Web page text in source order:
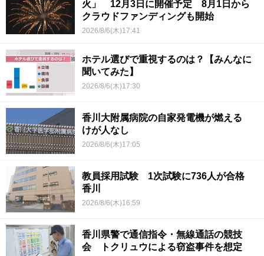
火」 12月3日に開催予定 8月1日から
クラウドファンディングも開始
2026/8/6(木)17:41
ホテル選びで重視するのは？【みんなに
聞いてみた】
2026/8/6(木)17:30
香川大附属病院の自家発電機が燃える
けが人なし
2026/8/6(木)17:05
教員採用試験 1次試験に736人が合格
香川
2026/8/6(木)16:59
香川県警で通信指令・無線通話の競技
会 トクリュウによる窃盗事件を想定